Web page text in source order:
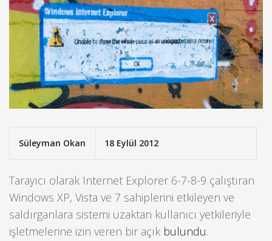
Süleyman Okan 18 Eylül 2012
Tarayıcı olarak Internet Explorer 6-7-8-9 çalıştıran
Windows XP, Vista ve 7 sahiplerini etkileyen ve
saldırganlara sistemi uzaktan kullanıcı yetkileriyle
işletmelerine izin veren bir açık bulundu.